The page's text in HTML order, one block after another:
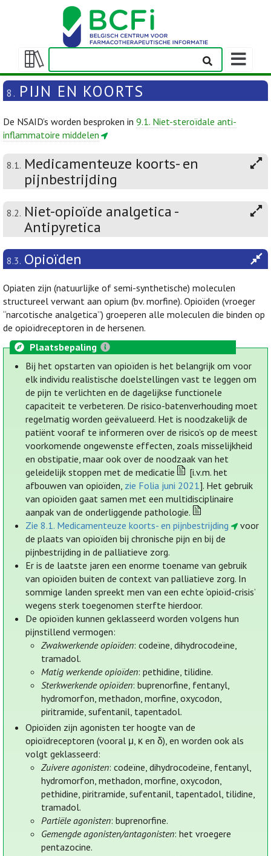
Weergeven/verbergen
inhoudstafel
8. PIJN EN KOORTS
De NSAID’s worden besproken in 9.1. Niet-steroïdale anti-
inflammatoire middelen
8.1. Medicamenteuze koorts- en
pijnbestrijding
8.2. Niet-opioïde analgetica -
Antipyretica
8.3. Opioïden
Opiaten zijn (natuurlijke of semi-synthetische) moleculen
structureel verwant aan opium (bv. morfine). Opioïden (vroeger
“narcotische analgetica”) groeperen alle moleculen die binden op
de opioïdreceptoren in de hersenen.
Plaatsbepaling
Bij het opstarten van opioïden is het belangrijk om voor
elk individu realistische doelstellingen vast te leggen om
de pijn te verlichten en de dagelijkse functionele
capaciteit te verbeteren. De risico-batenverhouding moet
regelmatig worden geëvalueerd. Het is noodzakelijk de
patiënt vooraf te informeren over de risico’s op de meest
voorkomende ongewenste effecten, zoals misselijkheid
en obstipatie, maar ook over de noodzaak van het
geleidelijk stoppen met de medicatie
[i.v.m. het
afbouwen van opioïden, zie Folia juni 2021]. Het gebruik
van opioïden gaat samen met een multidisciplinaire
aanpak van de onderliggende pathologie.
Zie 8.1. Medicamenteuze koorts- en pijnbestrijding
voor
de plaats van opioïden bij chronische pijn en bij de
pijnbestrijding in de palliatieve zorg.
Er is de laatste jaren een enorme toename van gebruik
van opioïden buiten de context van palliatieve zorg. In
sommige landen spreekt men van een echte ‘opioïd-crisis’
wegens sterk toegenomen sterfte hierdoor.
De opioïden kunnen geklasseerd worden volgens hun
pijnstillend vermogen:
Zwakwerkende opioïden: codeïne, dihydrocodeïne,
tramadol.
Matig werkende opioïden: pethidine, tilidine.
Sterkwerkende opioïden: buprenorfine, fentanyl,
hydromorfon, methadon, morfine, oxycodon,
piritramide, sufentanil, tapentadol.
Opioïden zijn agonisten ter hoogte van de
opioïdreceptoren (vooral μ, κ en δ), en worden ook als
volgt geklasseerd:
Zuivere agonisten: codeïne, dihydrocodeïne, fentanyl,
hydromorfon, methadon, morfine, oxycodon,
pethidine, piritramide, sufentanil, tapentadol, tilidine,
tramadol.
Partiële agonisten: buprenorfine.
Gemengde agonisten/antagonisten: het vroegere
pentazocine.